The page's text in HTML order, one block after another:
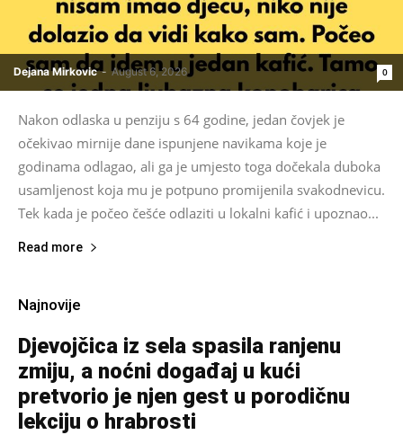
Dejana Mirkovic - August 6, 2026 0
Nakon odlaska u penziju s 64 godine, jedan čovjek je
očekivao mirnije dane ispunjene navikama koje je
godinama odlagao, ali ga je umjesto toga dočekala duboka
usamljenost koja mu je potpuno promijenila svakodnevicu.
Tek kada je počeo češće odlaziti u lokalni kafić i upoznao...
Read more
Najnovije
Djevojčica iz sela spasila ranjenu
zmiju, a noćni događaj u kući
pretvorio je njen gest u porodičnu
lekciju o hrabrosti